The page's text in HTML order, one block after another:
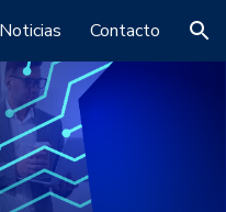
Noticias Contacto